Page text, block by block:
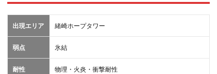
出現エリア 緒崎ホープタワー
弱点 氷結
耐性 物理・火炎・衝撃耐性